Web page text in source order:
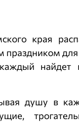
края
для
найдет
душу в